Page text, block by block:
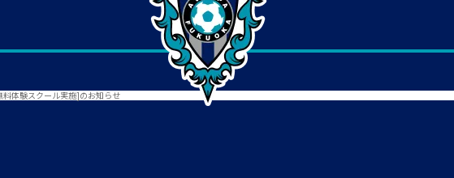
体験スクール実施]のお知らせ